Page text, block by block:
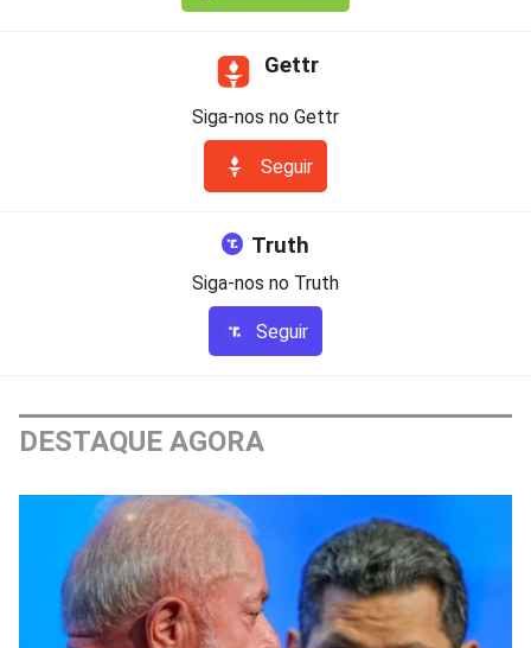
Gettr
Siga-nos no Gettr
Seguir
Truth
Siga-nos no Truth
Seguir
DESTAQUE AGORA